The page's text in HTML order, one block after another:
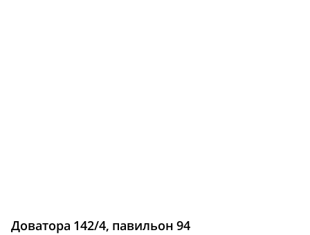
Доватора 142/4, павильон 94